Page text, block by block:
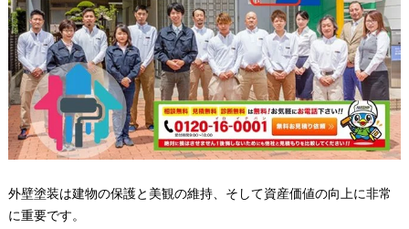
外壁塗装は建物の保護と美観の維持、そして資産価値の向上に非常
に重要です。